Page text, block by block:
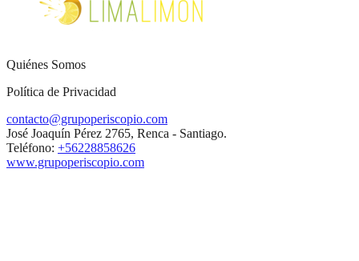
Quiénes Somos
Política de Privacidad
contacto@grupoperiscopio.com
José Joaquín Pérez 2765, Renca - Santiago.
Teléfono: +56228858626
www.grupoperiscopio.com